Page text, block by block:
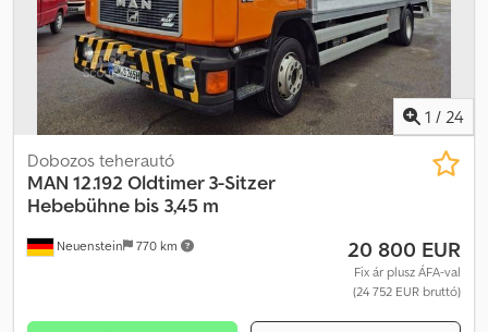
1 / 24
Neuenstein 770 km
Dobozos teherautó
MAN 12.192 Oldtimer 3-Sitzer
Hebebühne bis 3,45 m
20 800 EUR
Fix ár plusz ÁFA-val
(24 752 EUR bruttó)